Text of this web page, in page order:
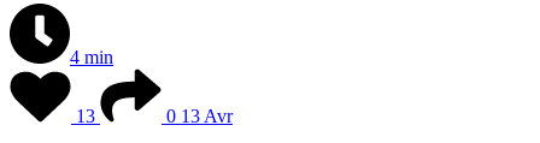
4 min
13 0 13 Avr